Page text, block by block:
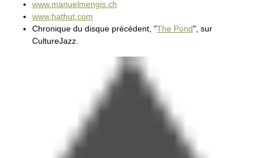
www.manuelmengis.ch
www.hathut.com
Chronique du disque précédent, "The Pond", sur
CultureJazz.